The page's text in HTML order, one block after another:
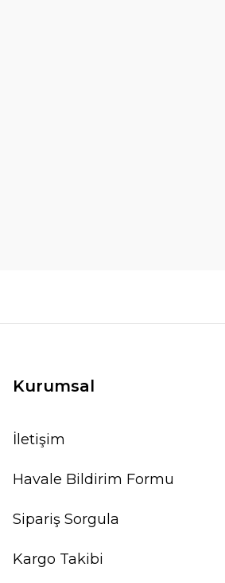
Kurumsal
İletişim
Havale Bildirim Formu
Sipariş Sorgula
Kargo Takibi